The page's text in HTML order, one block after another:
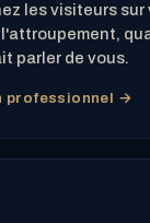
les visiteurs sur
l'attroupement,
parler de vous.
professionnel →